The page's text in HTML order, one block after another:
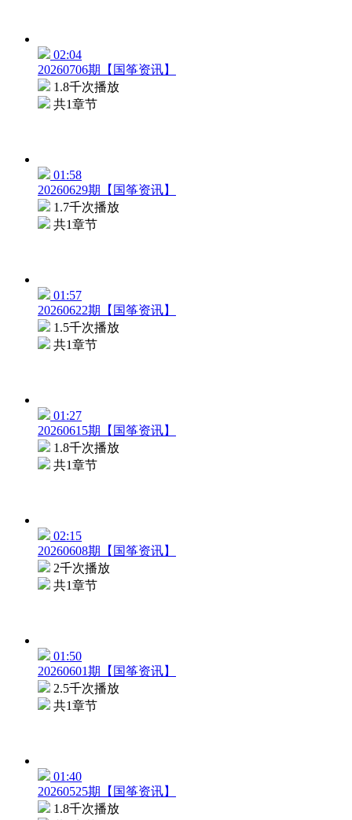
02:04
20260706期【国筝资讯】
1.8千次播放
共1章节
01:58
20260629期【国筝资讯】
1.7千次播放
共1章节
01:57
20260622期【国筝资讯】
1.5千次播放
共1章节
01:27
20260615期【国筝资讯】
1.8千次播放
共1章节
02:15
20260608期【国筝资讯】
2千次播放
共1章节
01:50
20260601期【国筝资讯】
2.5千次播放
共1章节
01:40
20260525期【国筝资讯】
1.8千次播放